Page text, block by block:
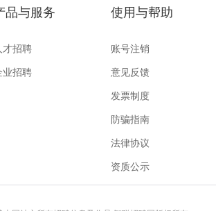
品与服务
才招聘
业招聘
使用与帮助
账号注销
意见反馈
发票制度
防骗指南
法律协议
资质公示